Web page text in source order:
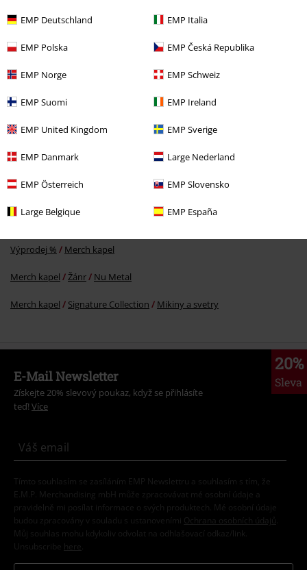
EMP Deutschland EMP Italia
EMP Polska EMP Česká Republika
EMP Norge EMP Schweiz
EMP Suomi EMP Ireland
EMP United Kingdom EMP Sverige
EMP Danmark Large Nederland
EMP Österreich EMP Slovensko
Large Belgique EMP España
SLEVA 50%
Výprodej % Merch kapel
Merch kapel Žánr Nu Metal
Merch kapel Signature Collection Mikiny a svetry
20%
Sleva
E-Mail Newsletter
Získejte 20% slevový poukaz, když se přihlásíte
teď! Více
Tímto souhlasím se zasíláním EMP Newslettru a souhlasím s tím, že
E.M.P. Merchandising mbH může zpracovávat mé osobní údaje a
pravidelně mi posílat informace o svých produktech. Mé osobní údaje
budou zpracovány v souladu s ustanoveními
Ochrana osobních údajů
Můj souhlas mohu kdykoliv odvolat na odhlašovací odkaz/link.
Unsubscribe here